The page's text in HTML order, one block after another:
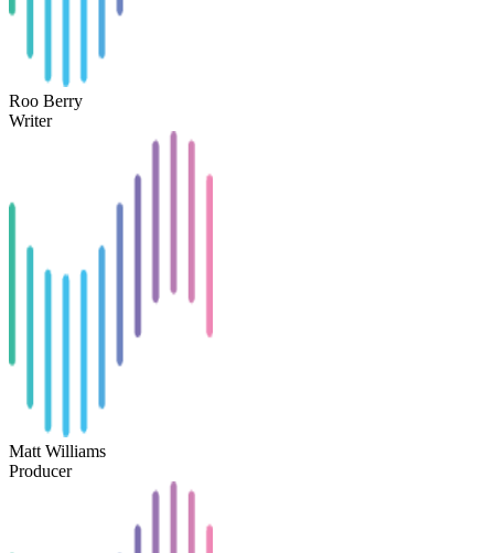
Roo Berry
Writer
Matt Williams
Producer